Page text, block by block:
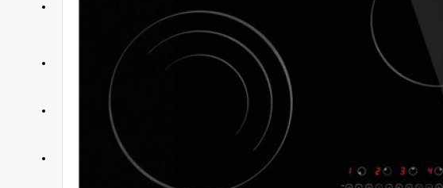
+375 29 377 88 33 Бытовая техника и ТВ
+375 33 673 17 31 Бытовая техника и ТВ
+375 25 673 17 31 Компьютерная техника